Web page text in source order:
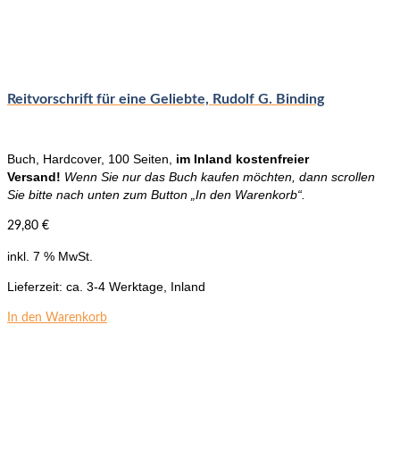
Reitvorschrift für eine Geliebte, Rudolf G. Binding
Buch, Hardcover, 100 Seiten, im Inland kostenfreier
Versand! Wenn Sie nur das Buch kaufen möchten, dann scrollen
Sie bitte nach unten zum Button „In den Warenkorb“.
29,80 €
inkl. 7 % MwSt.
Lieferzeit: ca. 3-4 Werktage, Inland
In den Warenkorb